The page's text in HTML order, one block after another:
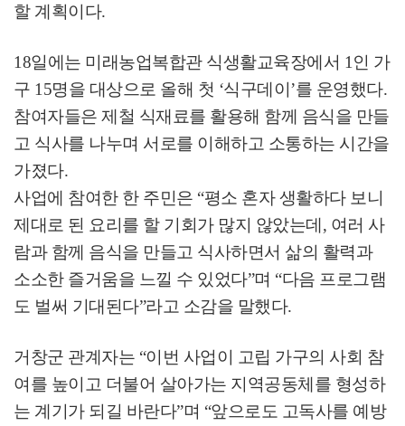
할 계획이다.
18일에는 미래농업복합관 식생활교육장에서 1 인 가
구 15명을 대상으로 올해 첫 ‘식구데이’를 운영했다.
참여자들은 제철 식재료를 활용해 함께 음식을 만들
고 식사를 나누며 서로를 이해하고 소통하는 시간을
가졌다.
사업에 참여한 한 주민은 “평소 혼자 생활하다 보니
제대로 된 요리를 할 기회가 많지 않았는데, 여러 사
람과 함께 음식을 만들고 식사하면서 삶의 활력과
소소한 즐거움을 느낄 수 있었다”며 “다음 프로그램
도 벌써 기대된다”라고 소감을 말했다.
거창군 관계자는 “이번 사업이 고립 가구의 사회 참
여를 높이고 더불어 살아가는 지역공동체를 형성하
는 계기가 되길 바란다”며 “앞으로도 고독사를 예방